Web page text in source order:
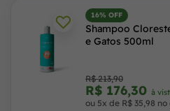
16% OFF
Shampoo
e Gatos 500ml
R$ 213,90
R$ 176,30 à
ou 5x de R$ 35,98 no